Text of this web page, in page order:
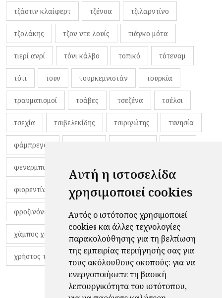
Αυτή η ιστοσελίδα
χρησιμοποιεί cookies
Αυτός ο ιστότοπος χρησιμοποιεί
cookies και άλλες τεχνολογίες
παρακολούθησης για τη βελτίωση
της εμπειρίας περιήγησής σας για
τους ακόλουθους σκοπούς: για να
ενεργοποιήσετε τη βασική
λειτουργικότητα του ιστότοπου,
τζάστιν κλαίφερτ τζένοα τζιλαρντίνο
τζολάκης τζον ντε λουίς τιάγκο μότα
τιερί ανρί τόνι κάλβο τοπικό τότεναμ
τότι τουν τουρκεμνιστάν τουρκία
τραυματισμοί τσάβες τσεζένα τσέλσι
τσεχία τσιβελεκίδης τσιριγώτης τυνησία
φάμπρεγας
φενερμπαχτσέ φερνάντο τόρες φίλαθλοι
φιορεντίνα φιρμίνο φρανκ ντε μπουρ
φροζινόνε φωκικός χαβίτο
χάμπος χαραλάμπους χάρι πότερ
χρήστος τζόλης